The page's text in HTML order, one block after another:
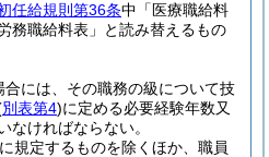
任給規則第36条中「医療職給料
務職給料表」と読み替えるもの
には、その職務の級について技
別表第4)に定める必要経験年数又
なければならない。
規定するものを除くほか、職員